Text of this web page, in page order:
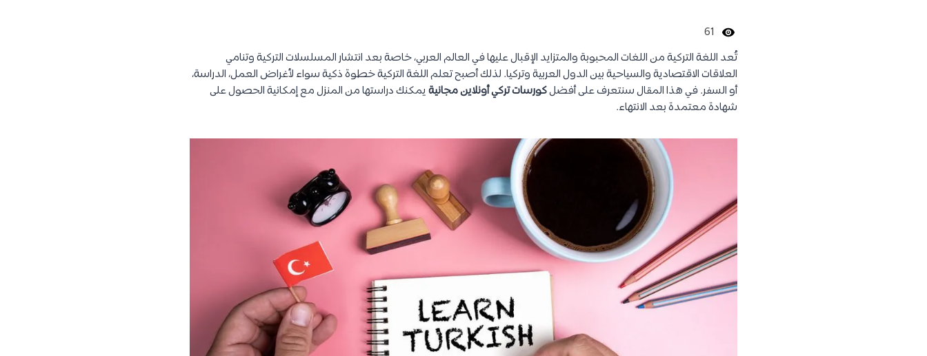
61
تُعد اللغة التركية من اللغات المحبوبة والمتزايد الإقبال عليها في العالم العربي، خاصة بعد انتشار المسلسلات التركية وتنامي
العلاقات الاقتصادية والسياحية بين الدول العربية وتركيا. لذلك أصبح تعلم اللغة التركية خطوة ذكية سواء لأغراض العمل، الدراسة،
أو السفر. في هذا المقال سنتعرف على أفضلكورسات تركي أونلاين مجانيةيمكنك دراستها من المنزل مع إمكانية الحصول على
شهادة معتمدة بعد الانتهاء.